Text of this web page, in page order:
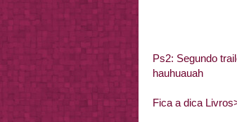
Ps2: Segundo
hauhuauah
Fica a dica